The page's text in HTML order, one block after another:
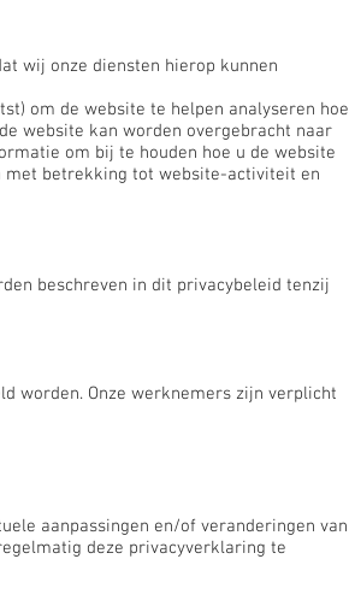
wij onze diensten hierop kunnen
om de website te helpen analyseren hoe
website kan worden overgebracht naar
om bij te houden hoe u de website
met betrekking tot website-activiteit en
beschreven in dit privacybeleid tenzij
worden. Onze werknemers zijn verplicht
aanpassingen en/of veranderingen van
deze privacyverklaring te